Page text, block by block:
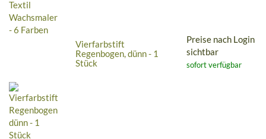
Vierfarbstift
Regenbogen, dünn - 1
Stück
Preise nach Login
sichtbar
sofort verfügbar